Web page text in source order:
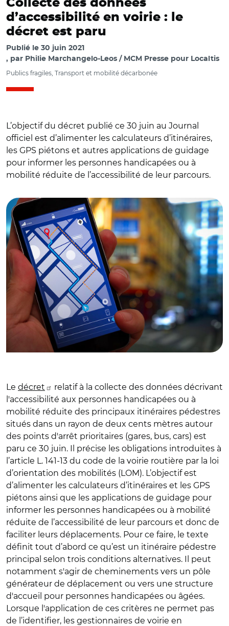
Collecte des données
d’accessibilité en voirie : le
décret est paru
Publié le 30 juin 2021
par Philie Marchangelo-Leos / MCM Presse pour Localtis
Publics fragiles, Transport et mobilité décarbonée
L’objectif du décret publié ce 30 juin au Journal
officiel est d’alimenter les calculateurs d’itinéraires,
les GPS piétons et autres applications de guidage
pour informer les personnes handicapées ou à
mobilité réduite de l’accessibilité de leur parcours.
Le décret
relatif à la collecte des données décrivant
l'accessibilité aux personnes handicapées ou à
mobilité réduite des principaux itinéraires pédestres
situés dans un rayon de deux cents mètres autour
des points d'arrêt prioritaires (gares, bus, cars) est
paru ce 30 juin. Il précise les obligations introduites à
l’article L. 141-13 du code de la voirie routière par la loi
d’orientation des mobilités (LOM). L’objectif est
d’alimenter les calculateurs d’itinéraires et les GPS
piétons ainsi que les applications de guidage pour
informer les personnes handicapées ou à mobilité
réduite de l’accessibilité de leur parcours et donc de
faciliter leurs déplacements. Pour ce faire, le texte
définit tout d’abord ce qu’est un itinéraire pédestre
principal selon trois conditions alternatives. Il peut
notamment s'agir de cheminements vers un pôle
générateur de déplacement ou vers une structure
d'accueil pour personnes handicapées ou âgées.
Lorsque l'application de ces critères ne permet pas
de l’identifier, les gestionnaires de voirie en